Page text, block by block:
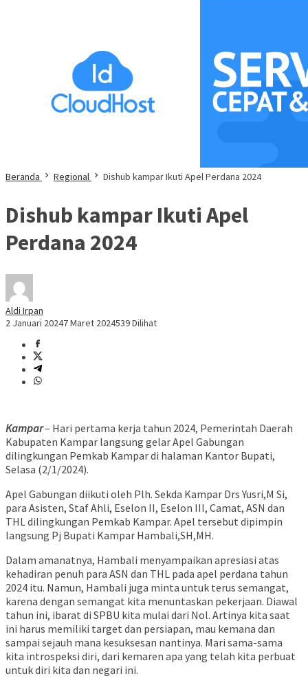
Beranda Regional Dishub kampar Ikuti Apel Perdana 2024
Dishub kampar Ikuti Apel
Perdana 2024
Aldi Irpan
2 Januari 20247 Maret 2024539 Dilihat
Kampar– Hari pertama kerja tahun 2024, Pemerintah Daerah
Kabupaten Kampar langsung gelar Apel Gabungan
dilingkungan Pemkab Kampar di halaman Kantor Bupati,
Selasa (2/1/2024).
Apel Gabungan diikuti oleh Plh. Sekda Kampar Drs Yusri,M Si,
para Asisten, Staf Ahli, Eselon II, Eselon III, Camat, ASN dan
THL dilingkungan Pemkab Kampar. Apel tersebut dipimpin
langsung Pj Bupati Kampar Hambali,SH,MH.
Dalam amanatnya, Hambali menyampaikan apresiasi atas
kehadiran penuh para ASN dan THL pada apel perdana tahun
2024 itu. Namun, Hambali juga minta untuk terus semangat,
karena dengan semangat kita menuntaskan pekerjaan. Diawal
tahun ini, ibarat di SPBU kita mulai dari Nol. Artinya kita saat
ini harus memiliki target dan persiapan, mau kemana dan
sampai sejauh mana kesuksesan nantinya. Mari sama-sama
kita introspeksi diri, dari kemaren apa yang telah kita perbuat
untuk diri kita dan negari ini.